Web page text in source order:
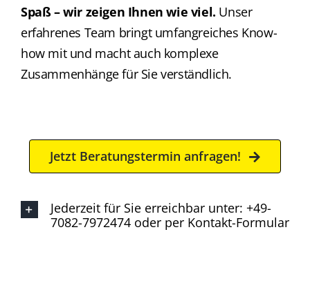
Spaß – wir zeigen Ihnen wie viel. Unser
erfahrenes Team bringt umfangreiches Know-
how mit und macht auch komplexe
Zusammenhänge für Sie verständlich.
Jetzt Beratungstermin anfragen!
Jederzeit für Sie erreichbar unter: +49-
7082-7972474 oder per Kontakt-Formular